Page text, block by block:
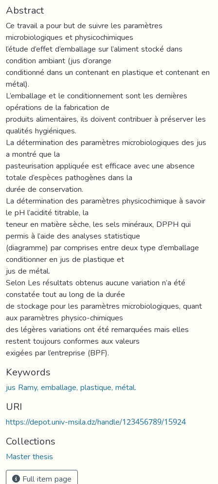
Abstract
Ce travail a pour but de suivre les paramètres
microbiologiques et physicochimiques
l’étude d’effet d’emballage sur l’aliment stocké dans
condition ambiant (jus d’orange
conditionné dans un contenant en plastique et contenant en
métal).
L’emballage et le conditionnement sont les dernières
opérations de la fabrication de
produits alimentaires, ils doivent contribuer à préserver les
qualités hygiéniques.
La détermination des paramètres microbiologiques des jus
a montré que la
pasteurisation appliquée est efficace avec une absence
totale d’espèces pathogènes dans la
durée de conservation.
La détermination des paramètres physicochimique à savoir
le pH l’acidité titrable, la
teneur en matière sèche, les sels minéraux, DPPH qui
permis à l’aide des analyses statistique
(diagramme) par comprises entre deux type d’emballage
conditionner en jus de plastique et
jus de métal.
Selon Les résultats obtenus aucune variation n’a été
constatée tout au long de la durée
de stockage pour les paramètres microbiologiques, quant
aux paramètres physico-chimiques
des légères variations ont été remarquées mais elles
restent toujours conformes aux valeurs
exigées par l’entreprise (BPF).
Keywords
jus Ramy, emballage, plastique, métal.
URI
https://depot.univ-msila.dz/handle/123456789/15924
Collections
Master thesis
Full item page